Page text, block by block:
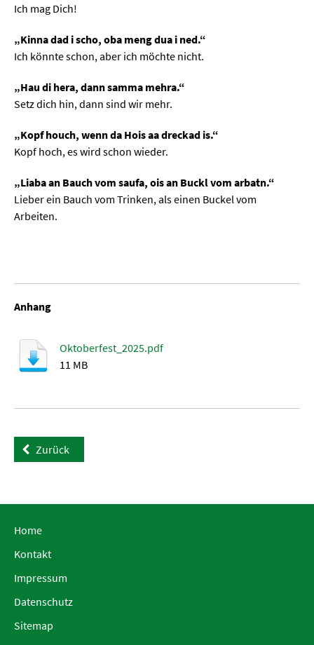
Ich mag Dich!
„Kinna dad i scho, oba meng dua i ned.“
Ich könnte schon, aber ich möchte nicht.
„Hau di hera, dann samma mehra.“
Setz dich hin, dann sind wir mehr.
„Kopf houch, wenn da Hois aa dreckad is.“
Kopf hoch, es wird schon wieder.
„Liaba an Bauch vom saufa, ois an Buckl vom arbatn.“
Lieber ein Bauch vom Trinken, als einen Buckel vom
Arbeiten.
Anhang
Oktoberfest_2025.pdf
11 MB
Zurück
Home
Kontakt
Impressum
Datenschutz
Sitemap